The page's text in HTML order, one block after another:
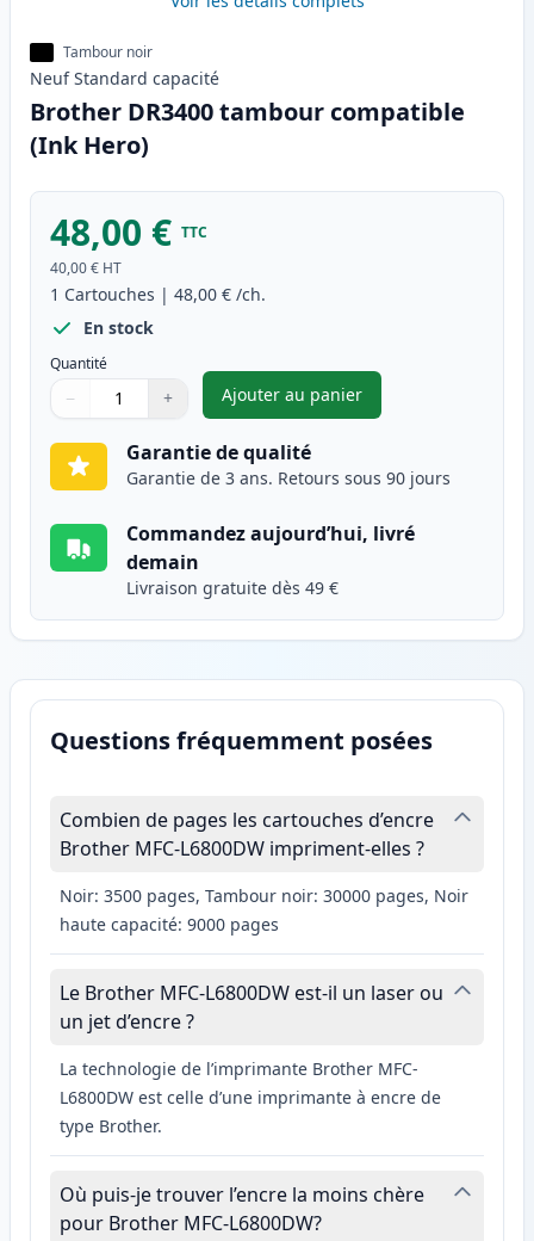
Tambour noir
Neuf Standard capacité
Brother DR3400 tambour compatible
(Ink Hero)
48,00 € TTC
40,00 € HT
1 Cartouches | 48,00 € /ch.
En stock
Quantité
Quantité
Utilisez les boutons pour ajuster
− +
Quantité
Ajouter au panier
,Brother DR3400 tambour
Garantie de qualité
Garantie de 3 ans. Retours sous 90 jours
Commandez aujourd’hui, livré
demain
Livraison gratuite dès 49 €
Questions fréquemment posées
Combien de pages les cartouches d’encre
Brother MFC-L6800DW impriment-elles ?
Noir: 3500 pages, Tambour noir: 30000 pages, Noir
haute capacité: 9000 pages
Le Brother MFC-L6800DW est-il un laser ou
un jet d’encre ?
La technologie de l’imprimante Brother MFC-
L6800DW est celle d’une imprimante à encre de
type Brother.
Où puis-je trouver l’encre la moins chère
pour Brother MFC-L6800DW?